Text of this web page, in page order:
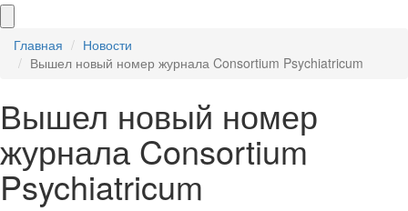
Главная
Новости
Вышел новый номер журнала Consortium Psychiatricum
Вышел новый номер
журнала Consortium
Psychiatricum